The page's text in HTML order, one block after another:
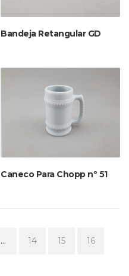
Bandeja Retangular GD
Caneco Para Chopp nº 51
… 14 15 16